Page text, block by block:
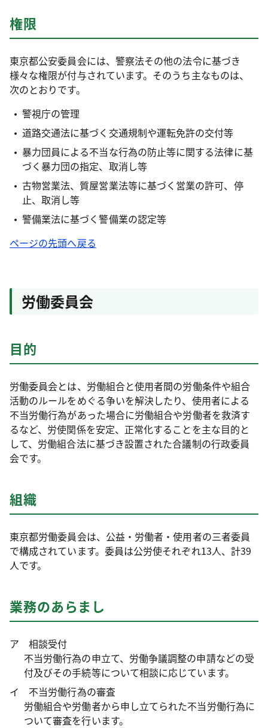
権限
東京都公安委員会には、警察法その他の法令に基づき
様々な権限が付与されています。そのうち主なものは、
次のとおりです。
警視庁の管理
道路交通法に基づく交通規制や運転免許の交付等
暴力団員による不当な行為の防止等に関する法律に基
づく暴力団の指定、取消し等
古物営業法、質屋営業法等に基づく営業の許可、停
止、取消し等
警備業法に基づく警備業の認定等
ページの先頭へ戻る
労働委員会
目的
労働委員会とは、労働組合と使用者間の労働条件や組合
活動のルールをめぐる争いを解決したり、使用者による
不当労働行為があった場合に労働組合や労働者を救済す
るなど、労使関係を安定、正常化することを主な目的と
して、労働組合法に基づき設置された合議制の行政委員
会です。
組織
東京都労働委員会は、公益・労働者・使用者の三者委員
で構成されています。委員は公労使それぞれ13人、計39
人です。
業務のあらまし
ア 相談受付
不当労働行為の申立て、労働争議調整の申請などの受
付及びその手続等について相談に応じています。
イ 不当労働行為の審査
労働組合や労働者から申し立てられた不当労働行為に
ついて審査を行います。